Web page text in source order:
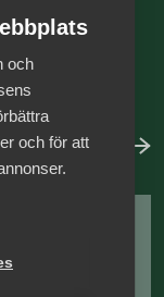
och
och för att